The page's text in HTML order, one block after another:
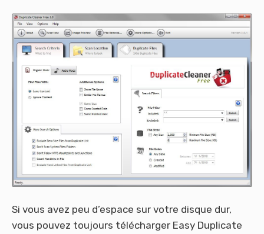
Si vous avez peu d’espace sur votre disque dur,
vous pouvez toujours télécharger Easy Duplicate